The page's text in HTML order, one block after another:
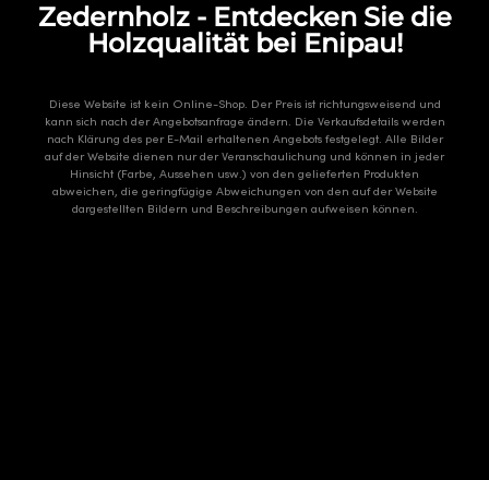
Zedernholz - Entdecken Sie die
Holzqualität bei Enipau!
Diese Website ist kein Online-Shop. Der Preis ist richtungsweisend und
kann sich nach der Angebotsanfrage ändern. Die Verkaufsdetails werden
nach Klärung des per E-Mail erhaltenen Angebots festgelegt. Alle Bilder
auf der Website dienen nur der Veranschaulichung und können in jeder
Hinsicht (Farbe, Aussehen usw.) von den gelieferten Produkten
abweichen, die geringfügige Abweichungen von den auf der Website
dargestellten Bildern und Beschreibungen aufweisen können.